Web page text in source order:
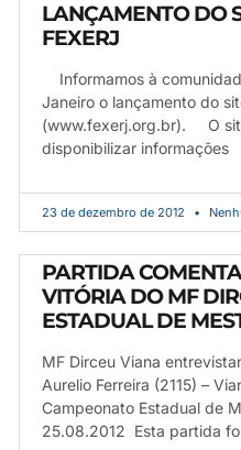
LANÇAMENTO DO
FEXERJ
Informamos à
Janeiro o lançamento do
(www.fexerj.org.br). O
disponibilizar informações
23 de dezembro de 2012
PARTIDA
VITÓRIA DO MF
ESTADUAL DE
MF Dirceu Viana
Aurelio Ferreira (2115) –
Campeonato Estadual de
25.08.2012 Esta partida